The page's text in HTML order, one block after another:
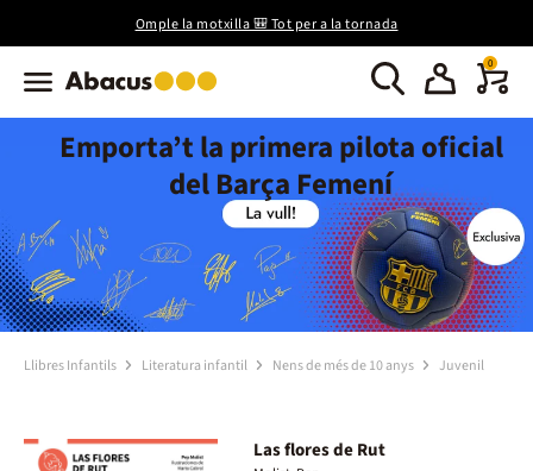
Omple la motxilla 🎒 Tot per a la tornada
0
Emporta’t la primera pilota oficial
del Barça Femení
Llibres Infantils Literatura infantil Nens de més de 10 anys Juvenil
Las flores de Rut